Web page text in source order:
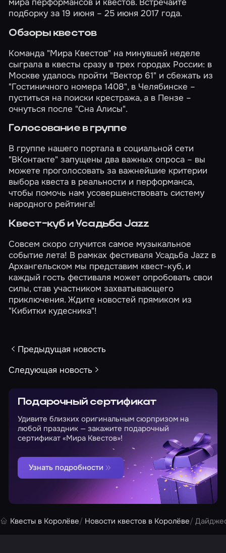
подборку за 19 июня – 25 июня 2017 года.
Обзоры квестов
Команда "Мира Квестов" на минувшей неделе
сыграла в квесты сразу в трех городах России: в
Москве удалось пройти "Вектор 61" и сбежать из
"Гостиничного номера 1408", в Челябинске –
пуститься на поиски крестража, а в Пензе –
очнуться после "Сна Алисы".
Голосование в группе
В группе нашего портала в социальной сети
"ВКонтакте" запущены два важных опроса – вы
можете проголосовать за важнейшие критерии
выбора квеста в реальности и перформанса,
чтобы помочь нам усовершенствовать систему
народного рейтинга!
Квест-куб и Усадьба Jazz
Совсем скоро случится самое музыкальное
событие лета! В рамках фестиваляУсадьба Jazz в
Архангельском мы представим квест-куб, и
каждый гость фестиваля может опробовать свои
силы, став участником захватывающего
приключения. Ждите новостей прямиком из
"Кибитки кудесника"!
Предыдущая новость
Следующая новость
Подарочный сертификат
Удивите близких оригинальным сюрпризом на
любой праздник — закажите подарочный
сертификат «Мира Квестов»!
Узнать подробности
Квесты в Королёве Новости квестов в Королёве